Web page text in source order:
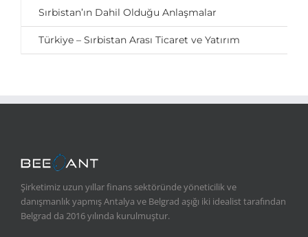
Sırbistan’ın Dahil Olduğu Anlaşmalar
Türkiye – Sırbistan Arası Ticaret ve Yatırım
Şirketimiz uzun yıllar finans sektöründe yöneticilik ve
danışmanlık yapmış Antalya ve Belgrad aşığı iki idealist tarafından
Belgrad da 2016 yılında kurulmuştur.